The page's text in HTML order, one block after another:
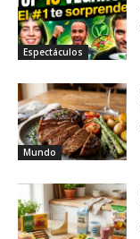
Espectáculos
Mundo